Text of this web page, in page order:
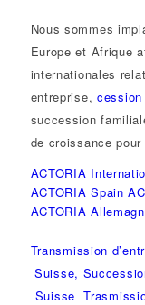
Nous sommes
Europe et Afrique
internationales
entreprise, cession
succession
de croissance
ACTORIA
ACTORIA Spain
ACTORIA
Transmission
Suisse,
Suisse ,